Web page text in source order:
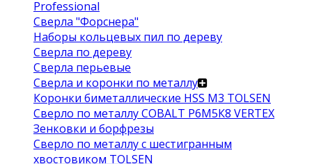
Professional
Сверла "Форснера"
Наборы кольцевых пил по дереву
Сверла по дереву
Сверла перьевые
Сверла и коронки по металлу
Коронки биметаллические HSS M3 TOLSEN
Сверло по металлу COBALT Р6М5К8 VERTEX
Зенковки и борфрезы
Сверло по металлу с шестигранным
хвостовиком TOLSEN